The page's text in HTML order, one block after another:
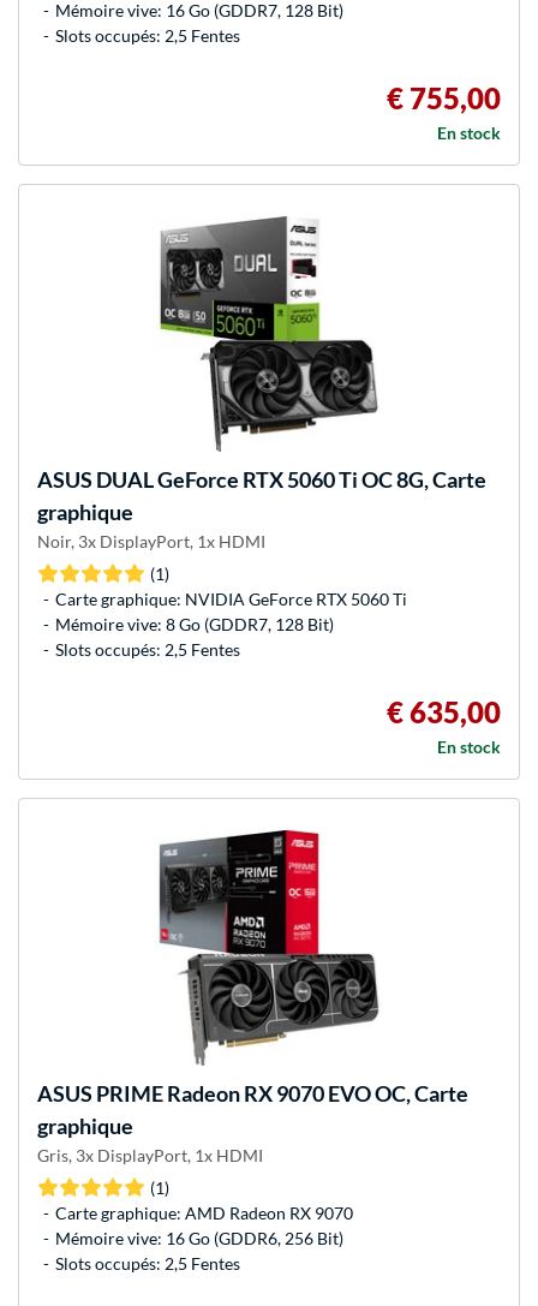
Mémoire vive: 16 Go (GDDR7, 128 Bit)
Slots occupés: 2,5 Fentes
€ 755,00
En stock
ASUS DUAL GeForce RTX 5060 Ti OC 8G, Carte
graphique
Noir, 3x DisplayPort, 1x HDMI
(1)
Carte graphique: NVIDIA GeForce RTX 5060 Ti
Mémoire vive: 8 Go (GDDR7, 128 Bit)
Slots occupés: 2,5 Fentes
€ 635,00
En stock
ASUS PRIME Radeon RX 9070 EVO OC, Carte
graphique
Gris, 3x DisplayPort, 1x HDMI
(1)
Carte graphique: AMD Radeon RX 9070
Mémoire vive: 16 Go (GDDR6, 256 Bit)
Slots occupés: 2,5 Fentes